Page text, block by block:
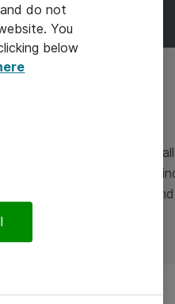
som service,
at opfylde dine specifikke
og du offentliggør det
do not
You
below